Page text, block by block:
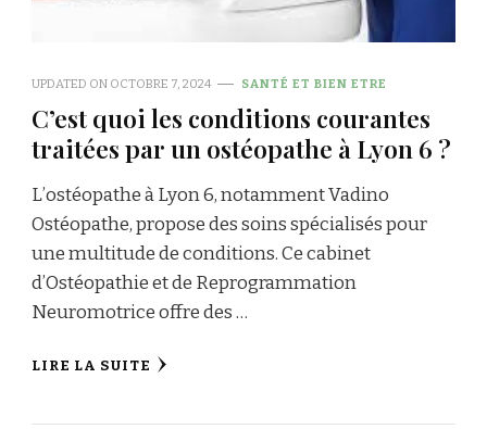
UPDATED ON OCTOBRE 7, 2024 SANTÉ ET BIEN ETRE
C’est quoi les conditions courantes
traitées par un ostéopathe à Lyon 6 ?
L’ostéopathe à Lyon 6, notamment Vadino
Ostéopathe, propose des soins spécialisés pour
une multitude de conditions. Ce cabinet
d’Ostéopathie et de Reprogrammation
Neuromotrice offre des …
LIRE LA SUITE